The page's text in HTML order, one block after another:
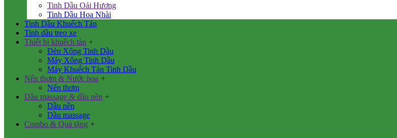
Tinh Dầu Oải Hương
Tinh Dầu Hoa Nhài
Tinh Dầu Khuếch Tán
Tinh dầu treo xe
Thiết bị khuếch tán +
Đèn Xông Tinh Dầu
Máy Xông Tinh Dầu
Máy Khuếch Tán Tinh Dầu
Nến thơm & Nước hoa +
Nến thơm
Dầu massage & dầu nền +
Dầu nền
Dầu massage
Combo & Quà tặng +